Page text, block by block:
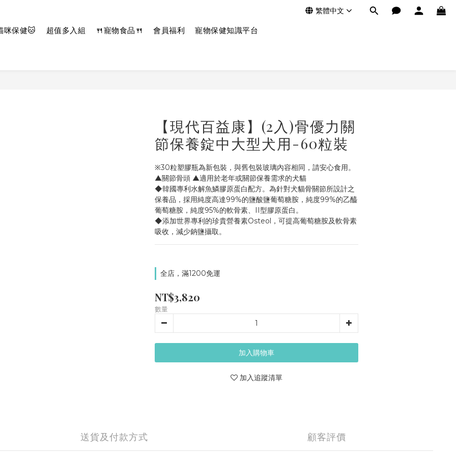
繁體中文
咪保健🐱 超值多入組 🍴寵物食品🍴 會員福利 寵物保健知識平台
【現代百益康】(2入)骨優力關
節保養錠中大型犬用-60粒裝
※30粒塑膠瓶為新包裝，與舊包裝玻璃內容相同，請安心食用。
▲關節骨頭 ▲適用於老年或關節保養需求的犬貓
◆韓國專利水解魚鱗膠原蛋白配方。為針對犬貓骨關節所設計之
保養品，採用純度高達99%的鹽酸鹽葡萄糖胺，純度99%的乙醯
葡萄糖胺，純度95%的軟骨素、II型膠原蛋白。
◆添加世界專利的珍貴營養素Osteol，可提高葡萄糖胺及軟骨素
吸收，減少鈉鹽攝取。
全店，滿1200免運
NT$3,820
數量
加入購物車
加入追蹤清單
送貨及付款方式 顧客評價